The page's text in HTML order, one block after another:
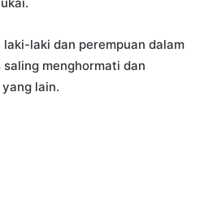
laki dan perempuan dalam
menghormati dan
lain.